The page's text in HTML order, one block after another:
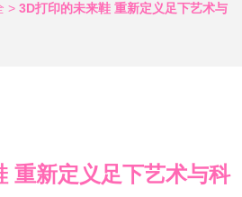
> 3D打印的未来鞋 重新定义足下艺术与
重新定义足下艺术与科